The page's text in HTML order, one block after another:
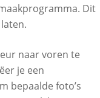
Dit
naar voren te
je een
bepaalde foto’s